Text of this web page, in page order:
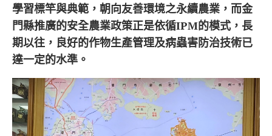
學習標竿與典範，朝向友善環境之永續農業，而金
門縣推廣的安全農業政策正是依循IPM的模式，長
期以往，良好的作物生產管理及病蟲害防治技術已
達一定的水準。